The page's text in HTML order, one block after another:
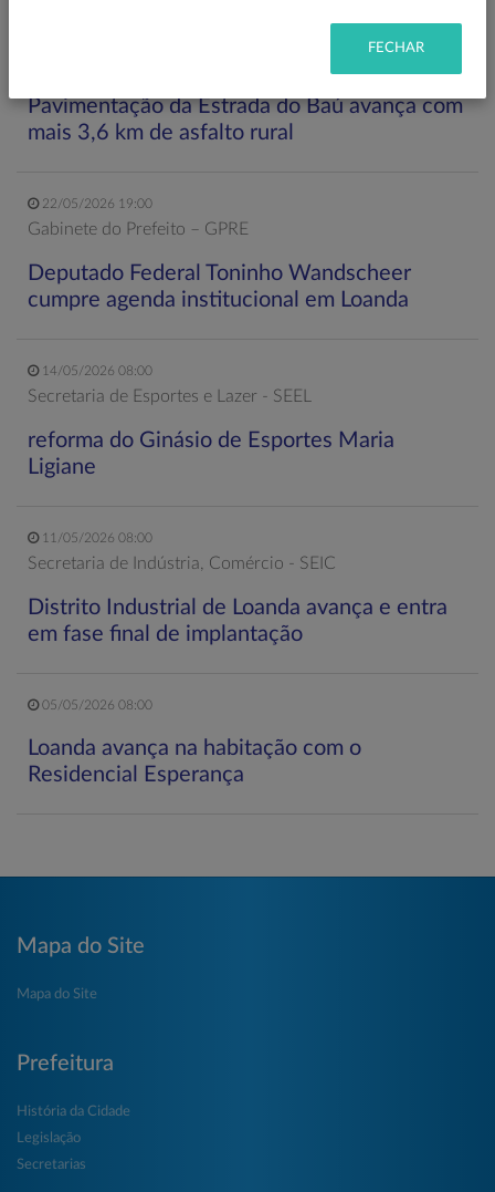
Pavimentação da Estrada do Baú avança com
mais 3,6 km de asfalto rural
22/05/2026 19:00
Gabinete do Prefeito – GPRE
Deputado Federal Toninho Wandscheer
cumpre agenda institucional em Loanda
14/05/2026 08:00
Secretaria de Esportes e Lazer - SEEL
reforma do Ginásio de Esportes Maria
Ligiane
11/05/2026 08:00
Secretaria de Indústria, Comércio - SEIC
Distrito Industrial de Loanda avança e entra
em fase final de implantação
05/05/2026 08:00
Loanda avança na habitação com o
Residencial Esperança
FECHAR
Mapa do Site
Mapa do Site
Prefeitura
História da Cidade
Legislação
Secretarias